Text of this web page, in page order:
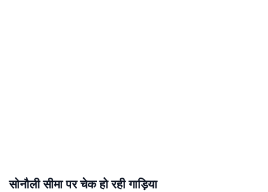
सोनौली सीमा पर चेक हो रही गाड़िया